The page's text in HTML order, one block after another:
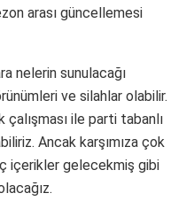
arası güncellemesi
nelerin sunulacağı
ve silahlar olabilir.
çalışması ile parti tabanlı
Ancak karşımıza çok
içerikler gelecekmiş gibi